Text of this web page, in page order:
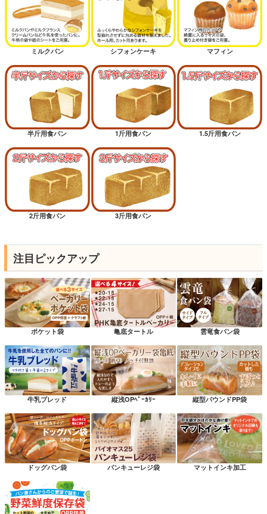
ミルクパン シフォンケーキ マフィン
半斤用食パン 1斤用食パン 1.5斤用食パン
2斤用食パン 3斤用食パン
注目ピックアップ
ポケット袋 亀底タートル 雲竜食パン袋
牛乳ブレッド 縦浅OPﾍﾞｰｶﾘｰ 縦型パウンドPP袋
ドッグパン袋 パンキューレジ袋 マットインキ加工